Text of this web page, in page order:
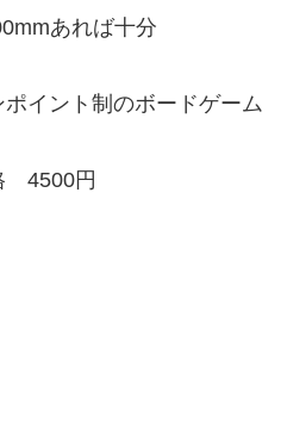
あれば十分
ント制のボードゲーム
4500円